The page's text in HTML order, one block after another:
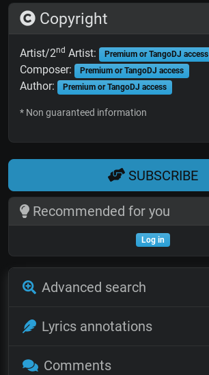
Copyright
Artist/2nd Artist: Premium or TangoDJ access
Composer: Premium or TangoDJ access
Author: Premium or TangoDJ access
* Non guaranteed information
SUBSCRIBE
Recommended for you
Log in
Advanced search
Lyrics annotations
Comments